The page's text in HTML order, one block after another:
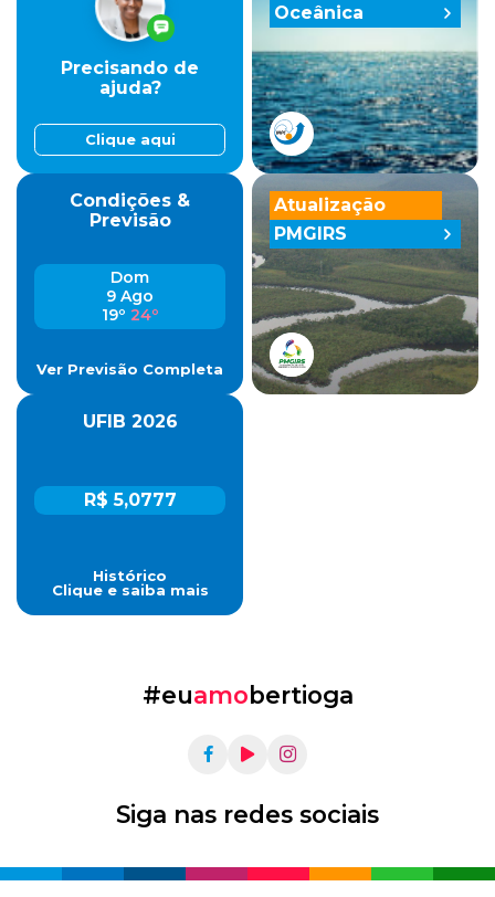
Oceânica
Precisando de
ajuda?
Clique aqui
Condições &
Previsão
Dom
9 Ago
19º 24º
Ver Previsão Completa
UFIB 2026
R$ 5,0777
Histórico
Clique e saiba mais
Atualização
PMGIRS
#euamobertioga
Siga nas redes sociais